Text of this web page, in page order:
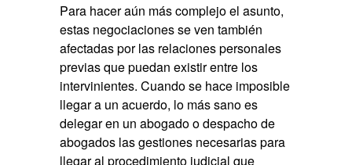
Para hacer aún más complejo el asunto,
estas negociaciones se ven también
afectadas por las relaciones personales
previas que puedan existir entre los
intervinientes. Cuando se hace imposible
llegar a un acuerdo, lo más sano es
delegar en un abogado o despacho de
abogados las gestiones necesarias para
llegar al procedimiento judicial que